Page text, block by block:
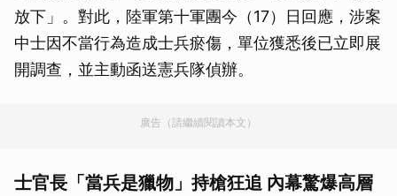
放下」。對此，陸軍第十軍團今（17）日回應，涉案
中士因不當行為造成士兵瘀傷，單位獲悉後已立即展
開調查，並主動函送憲兵隊偵辦。
廣告（請繼續閱讀本文）
士官長「當兵是獵物」持槍狂追 內幕驚爆高層